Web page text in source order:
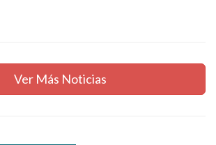
Ver Más Noticias